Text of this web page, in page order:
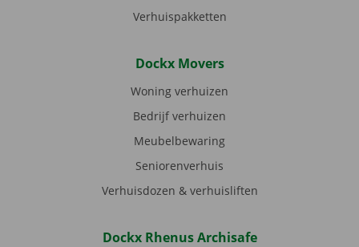
Verhuispakketten
Dockx Movers
Woning verhuizen
Bedrijf verhuizen
Meubelbewaring
Seniorenverhuis
Verhuisdozen & verhuisliften
Dockx Rhenus Archisafe